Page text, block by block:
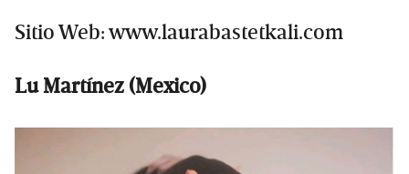
Sitio Web: www.laurabastetkali.com
Lu Martínez (Mexico)